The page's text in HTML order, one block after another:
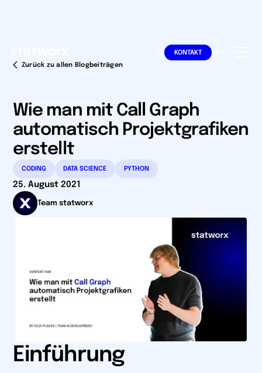
KONTAKT DE
Zurück zu allen Blogbeiträgen
Wie man mit Call Graph
automatisch Projektgrafiken
erstellt
CODING DATA SCIENCE PYTHON
25. August 2021
Team statworx
Einführung